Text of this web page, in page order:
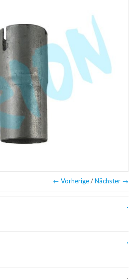
← Vorherige/Nächster →